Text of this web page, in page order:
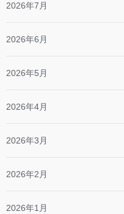
2026年7月
2026年6月
2026年5月
2026年4月
2026年3月
2026年2月
2026年1月